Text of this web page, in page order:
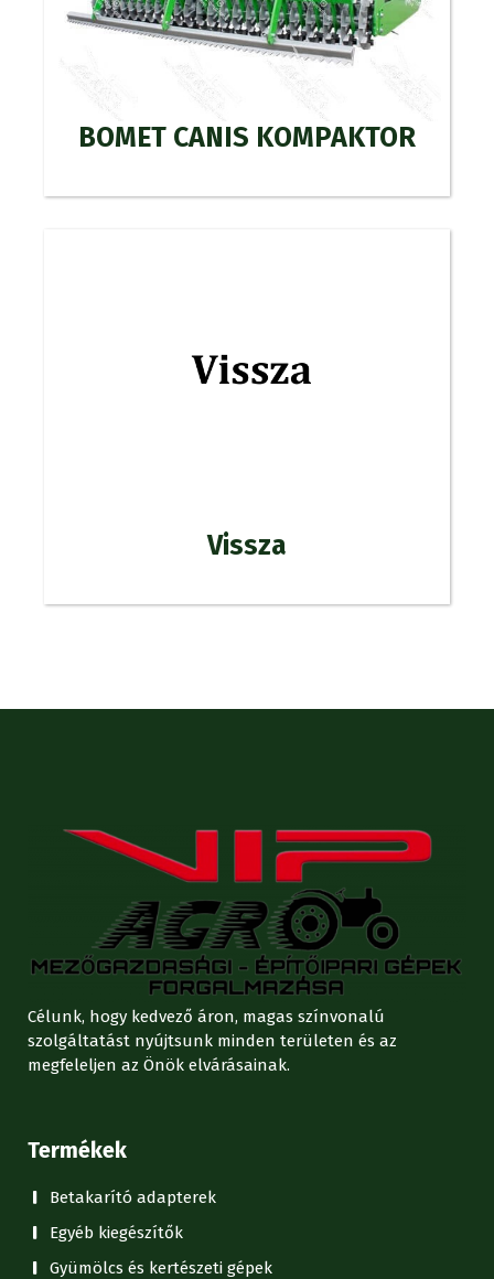
BOMET CANIS KOMPAKTOR
Vissza
Célunk, hogy kedvező áron, magas színvonalú
szolgáltatást nyújtsunk minden területen és az
megfeleljen az Önök elvárásainak.
Termékek
Betakarító adapterek
Egyéb kiegészítők
Gyümölcs és kertészeti gépek